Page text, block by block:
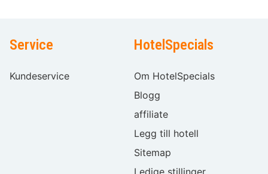
Service
Kundeservice
HotelSpecials
Om HotelSpecials
Blogg
affiliate
Legg till hotell
Sitemap